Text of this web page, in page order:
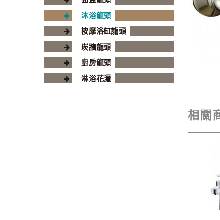
沐浴龍頭
按摩浴缸龍頭
崁牆龍頭
廚房龍頭
淋浴花灑
相關